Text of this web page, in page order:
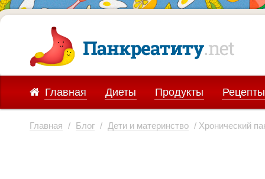
Главная Диеты Продукты Рецепты
Главная / Блог / Дети и материнство / Хронический